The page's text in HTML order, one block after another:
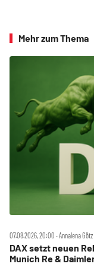
Mehr zum Thema
07.08.2026, 20:00 ‧ Annalena Götz
DAX setzt neuen
Munich Re &